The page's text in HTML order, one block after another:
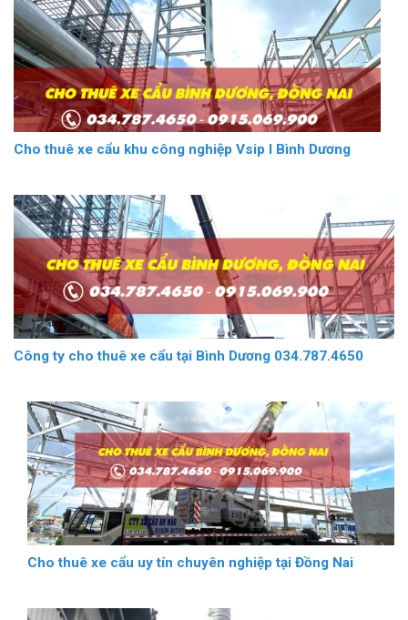
Cho thuê xe cẩu khu công nghiệp Vsip I Bình Dương
Công ty cho thuê xe cẩu tại Bình Dương 034.787.4650
Cho thuê xe cẩu uy tín chuyên nghiệp tại Đồng Nai